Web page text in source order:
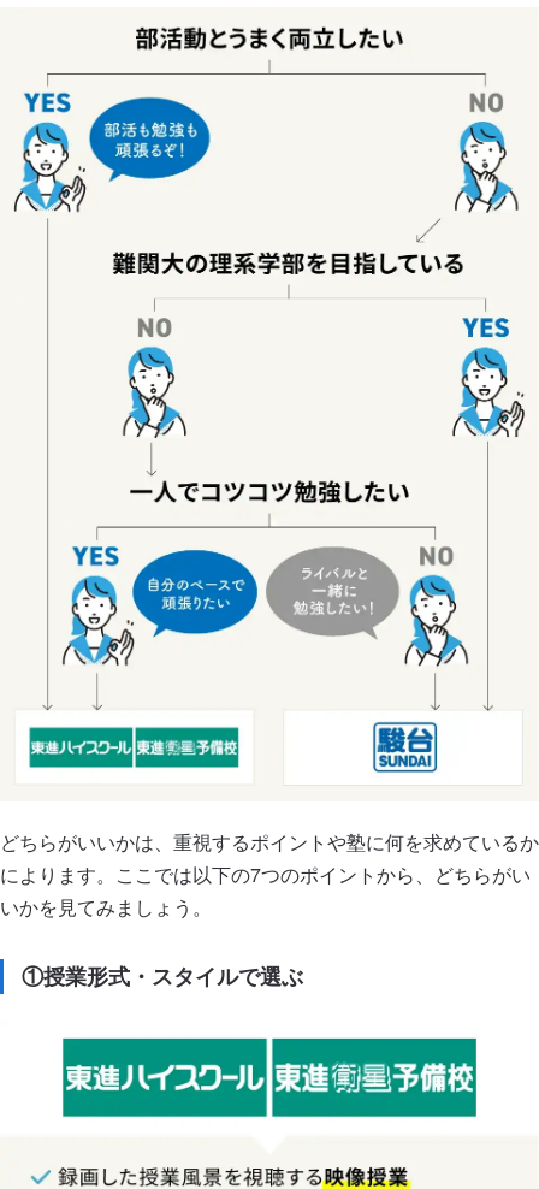
どちらがいいかは、重視するポイントや塾に何を求めているか
によります。ここでは以下の7つのポイントから、どちらがい
いかを見てみましょう。
①授業形式・スタイルで選ぶ